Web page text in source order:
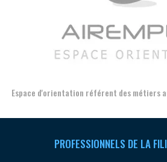
de l'avion Formation et l'insertion
PROFESSIONNELS DE LA